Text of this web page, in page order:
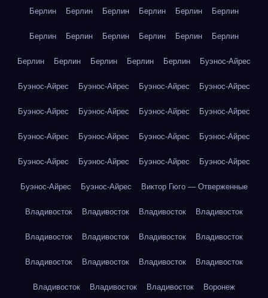
Берлин Берлин Берлин Берлин Берлин Берлин
Берлин Берлин Берлин Берлин Берлин Берлин
Берлин Берлин Берлин Берлин Берлин Буэнос-Айрес
Буэнос-Айрес Буэнос-Айрес Буэнос-Айрес Буэнос-Айрес
Буэнос-Айрес Буэнос-Айрес Буэнос-Айрес Буэнос-Айрес
Буэнос-Айрес Буэнос-Айрес Буэнос-Айрес Буэнос-Айрес
Буэнос-Айрес Буэнос-Айрес Буэнос-Айрес Буэнос-Айрес
Буэнос-Айрес Буэнос-Айрес Виктор Гюго — Отверженные
Владивосток Владивосток Владивосток Владивосток
Владивосток Владивосток Владивосток Владивосток
Владивосток Владивосток Владивосток Владивосток
Владивосток Владивосток Владивосток Воронеж